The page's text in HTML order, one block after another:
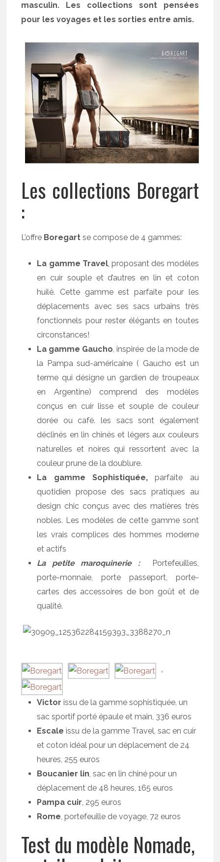
masculin. Les collections sont pensées
pour les voyages et les sorties entre amis.
Les collections Boregart
:
L’offre Boregart se compose de 4 gammes:
La gamme Travel, proposant des modèles
en cuir souple et d’autres en lin et coton
huilé. Cette gamme est parfaite pour les
déplacements avec ses sacs urbains très
fonctionnels pour rester élégants en toutes
circonstances!
La gamme Gaucho , inspirée de la mode de
la Pampa sud-américaine ( Gaucho est un
terme qui désigne un gardien de troupeaux
en Argentine) comprend des modèles
conçus en cuir lisse et souple de couleur
dorée ou café. les sacs sont également
déclinés en lin chinés et légers aux couleurs
naturelles et noires qui ressortent avec la
couleur prune de la doublure.
La gamme Sophistiquée,parfaite au
quotidien propose des sacs pratiques au
design chic conçus avec des matières très
nobles. Les modèles de cette gamme sont
les vrais complices des hommes moderne
et actifs
La petite maroquinerie : Portefeuilles,
porte-monnaie, porte passeport, porte-
cartes des accessoires de bon goût et de
qualité.
Victor issu de la gamme sophistiquée, un
sac sportif porté épaule et main, 336 euros
Escale issu de la gamme Travel, sac en cuir
et coton idéal pour un déplacement de 24
heures, 255 euros
Boucanier lin , sac en lin chiné pour un
déplacement de 48 heures, 165 euros
Pampa cuir , 295 euros
Rome , portefeuille de voyage, 72 euros
Test du modèle Nomade,